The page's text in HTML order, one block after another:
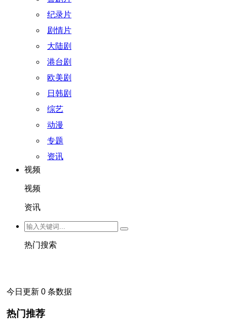
纪录片
剧情片
大陆剧
港台剧
欧美剧
日韩剧
综艺
动漫
专题
资讯
视频
视频
资讯
热门搜索
今日更新 0 条数据
热门推荐